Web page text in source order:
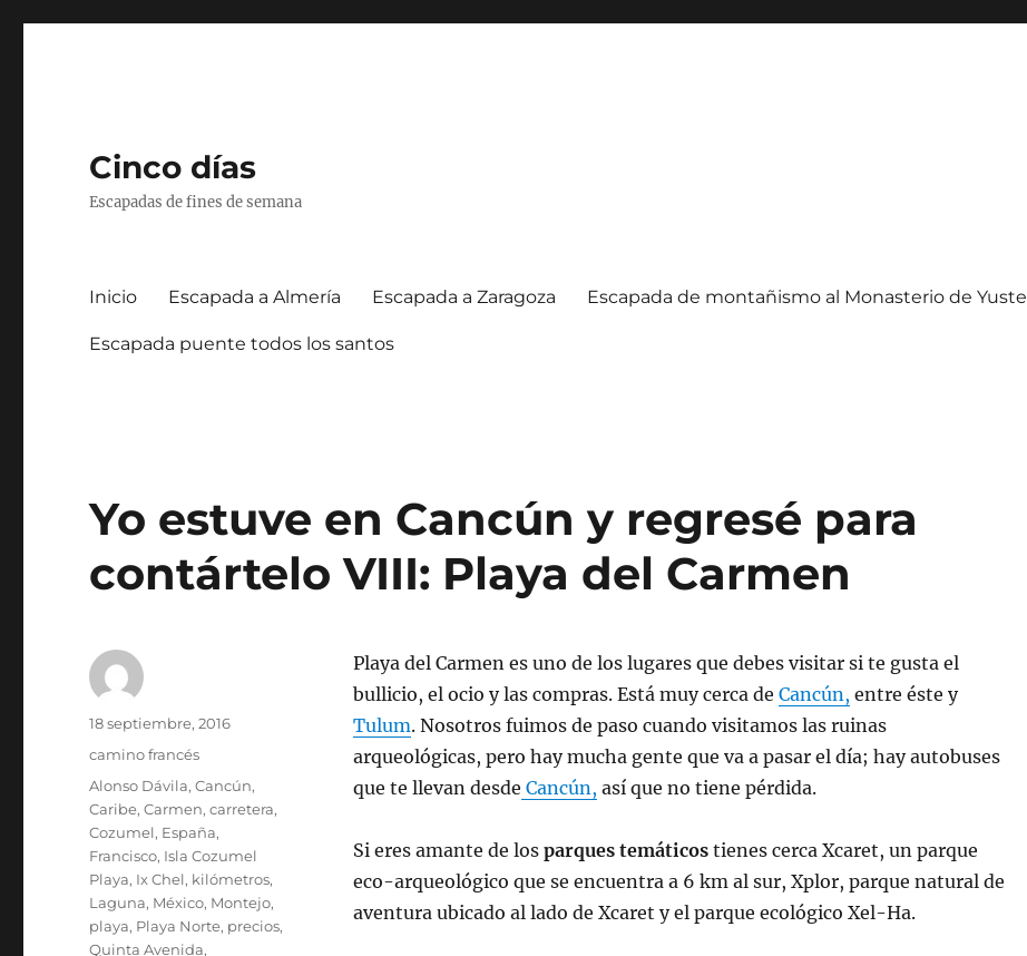
Cinco días
Escapadas de fines de semana
Inicio Escapada a Almería Escapada a Zaragoza Escapada de montañismo al Monasterio de Yuste
Escapada puente todos los santos
Yo estuve en Cancún y regresé para
contártelo VIII: Playa del Carmen
Playa del Carmen es uno de los lugares que debes visitar si te gusta el
bullicio, el ocio y las compras. Está muy cerca de Cancún, entre éste y
Tulum. Nosotros fuimos de paso cuando visitamos las ruinas
arqueológicas, pero hay mucha gente que va a pasar el día; hay autobuses
que te llevan desde Cancún, así que no tiene pérdida.
Si eres amante de los parques temáticostienes cerca Xcaret, un parque
eco-arqueológico que se encuentra a 6 km al sur, Xplor, parque natural de
aventura ubicado al lado de Xcaret y el parque ecológico Xel-Ha.
Autor
Publicado
18 septiembre, 2016
Categorías
camino francés
Etiquetas
Alonso Dávila,Cancún,
Caribe,Carmen,carretera,
Cozumel, España,
Francisco, Isla Cozumel
Playa, Ix Chel, kilómetros,
Laguna, México, Montejo,
playa, Playa Norte, precios,
Quinta Avenida,